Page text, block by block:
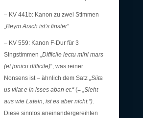
– KV 441b: Kanon zu zwei Stimmen
„Beym Arsch ist’s finster“
– KV 559: Kanon F-Dur für 3
Singstimmen „Difficile lectu mihi mars
(et jonicu difficile)“, was reiner
Nonsens ist – ähnlich dem Satz „Siita
us vilat e in isses aban et.“(= „Sieht
aus wie Latein, ist es aber nicht.“).
Diese sinnlos aneinandergereihten